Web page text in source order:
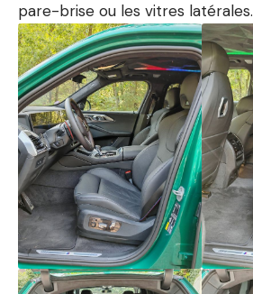
pare-brise ou les vitres latérales.